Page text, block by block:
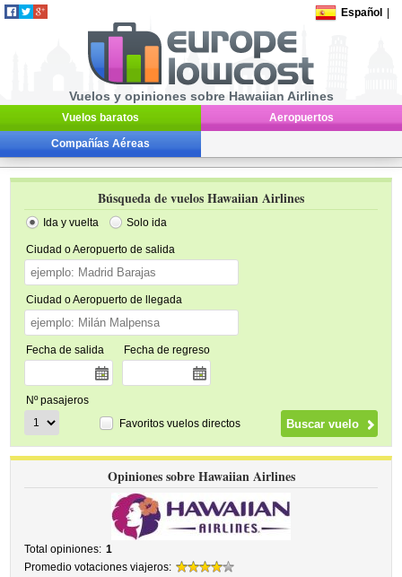
Español
Vuelos y opiniones sobre Hawaiian Airlines
Vuelos baratos Aeropuertos
Compañías Aéreas
Búsqueda de vuelos Hawaiian Airlines
Ida y vuelta Solo ida
Ciudad o Aeropuerto de salida
Ciudad o Aeropuerto de llegada
Fecha de salida Fecha de regreso
Nº pasajeros
Favoritos vuelos directos
Opiniones sobre Hawaiian Airlines
Total opiniones: 1
Promedio votaciones viajeros: